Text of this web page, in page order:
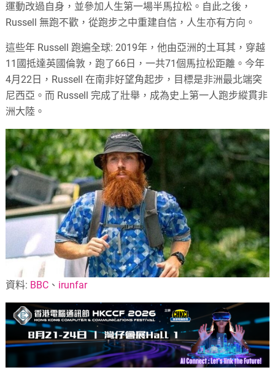
運動改過自身，並參加人生第一場半馬拉松。自此之後，
Russell 無跑不歡，從跑步之中重建自信，人生亦有方向。
這些年 Russell 跑遍全球: 2019年，他由亞洲的土耳其，穿越
11國抵達英國倫敦，跑了66日，一共71個馬拉松距離。今年
4月22日，Russell 在南非好望角起步，目標是非洲最北端突
尼西亞。而 Russell 完成了壯舉，成為史上第一人跑步縱貫非
洲大陸。
資料: BBC 、 irunfar